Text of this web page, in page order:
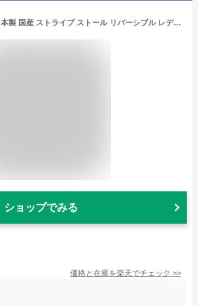
マフラー メンズ 日本製 国産 ストライプ ストール リバーシブル レディース ユニセックス プレゼント クリスマス バレンタイン ギフト プチギフト 冬 冬服
ショップでみる
価格と在庫を楽天でチェック >>